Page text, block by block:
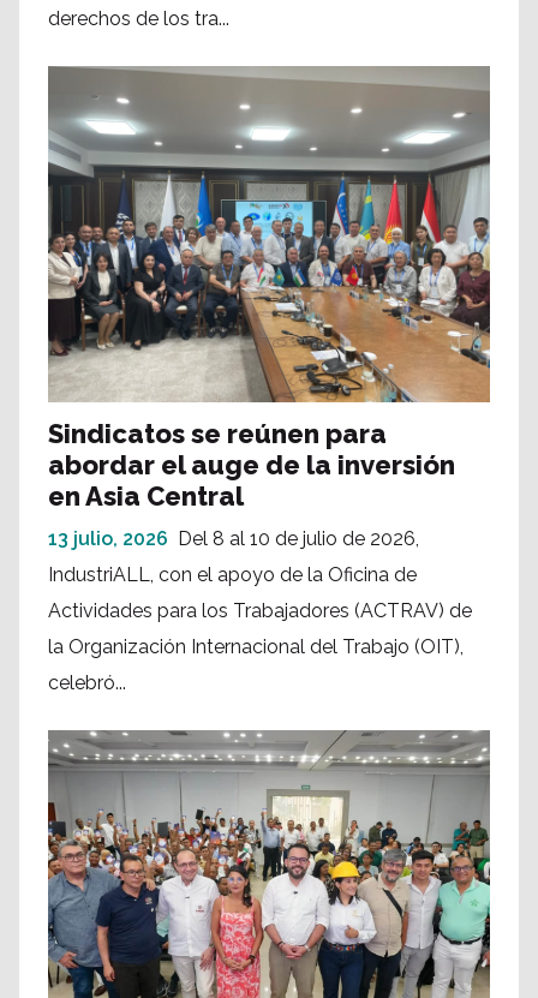
derechos de los tra...
Sindicatos se reúnen para
abordar el auge de la inversión
en Asia Central
13 julio, 2026 Del 8 al 10 de julio de 2026,
IndustriALL, con el apoyo de la Oficina de
Actividades para los Trabajadores (ACTRAV) de
la Organización Internacional del Trabajo (OIT),
celebró...